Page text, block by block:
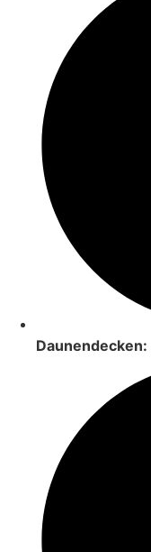
Daunendecken: